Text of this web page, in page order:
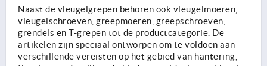
Naast de vleugelgrepen behoren ook vleugelmoeren,
vleugelschroeven, greepmoeren, greepschroeven,
grendels en T-grepen tot de productcategorie. De
artikelen zijn speciaal ontworpen om te voldoen aan
verschillende vereisten op het gebied van hantering,